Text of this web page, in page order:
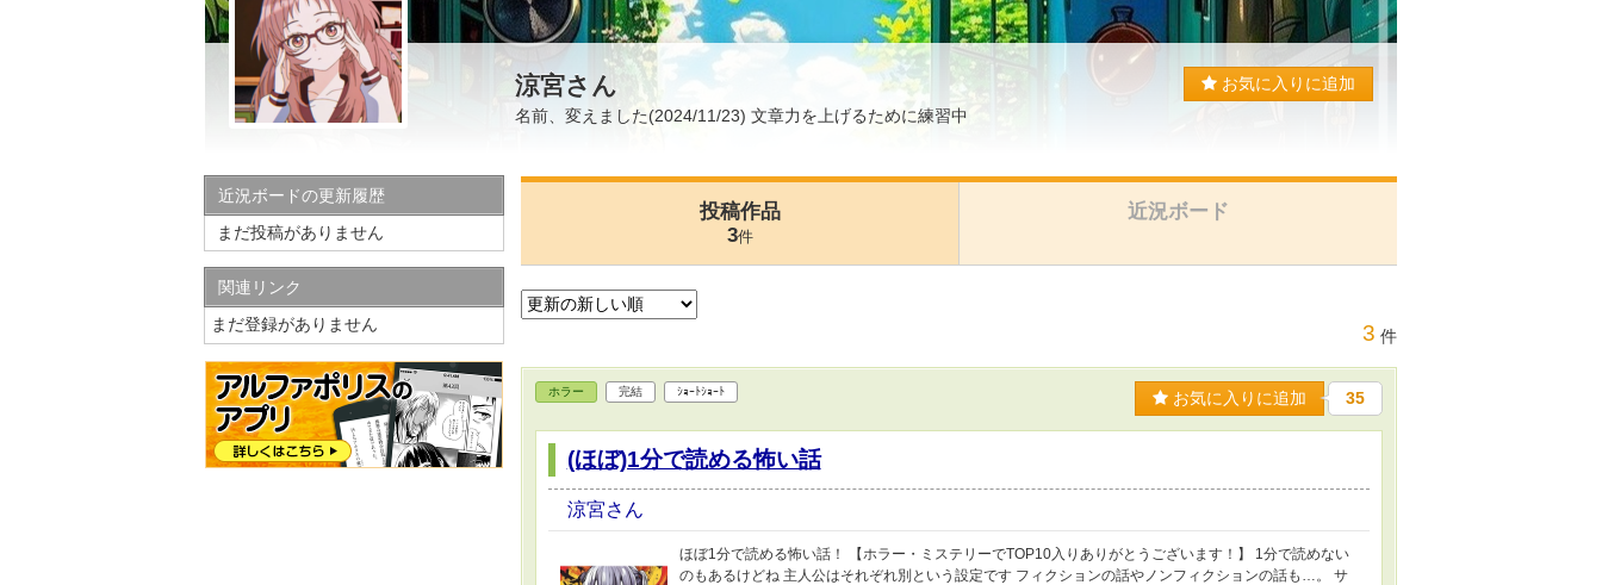
涼宮さん
名前、変えました(2024/11/23) 文章力を上げるために練習中
お気に入りに追加
投稿作品
3件
近況ボード
3 件
ホラー 完結 ｼｮｰﾄｼｮｰﾄ お気に入りに追加 35
(ほぼ)1分で読める怖い話
涼宮さん
ほぼ1分で読める怖い話！ 【ホラー・ミステリーでTOP10入りありがとうございます！】 1分で読めない
のもあるけどね 主人公はそれぞれ別という設定です フィクションの話やノンフィクションの話も…。 サ
近況ボードの更新履歴
まだ投稿がありません
関連リンク
まだ登録がありません